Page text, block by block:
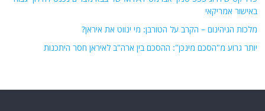
באישור אמריקאי
מלכות הגיהינום – הקרב על הטורבן: מי ינווט את איראן?
יותר גרוע מ"הסכם מינכן": ההסכם בין ארה"ב לאיראן חסר היתכנות